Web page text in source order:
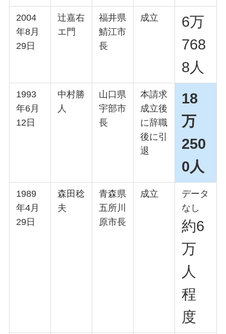
2004
年8月
29日
辻嘉右
エ門
福井県
鯖江市
長
成立
6万
768
8人
1993
年6月
12日
中村勝
人
山口県
宇部市
長
本請求
成立後
に辞職
後に引
退
18
万
250
0人
1989
年4月
29日
森田稔
夫
青森県
五所川
原市長
成立
データ
なし
約6
万
人
程
度